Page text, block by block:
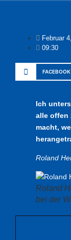
Februar
09:30
FACEBOOK
Ich
alle offen
macht,
Roland
Roland
bei der